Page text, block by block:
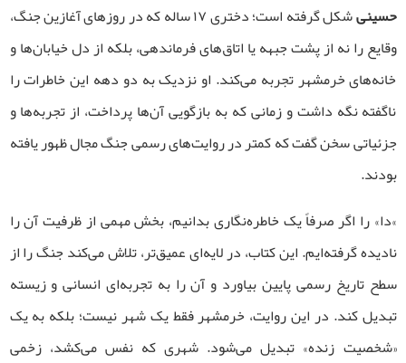
حسینی
شکل گرفته است؛ دختری ۱۷ ساله که در روزهای آغازین جنگ،
وقایع را نه از پشت جبهه یا اتاق‌های فرماندهی، بلکه از دل خیابان‌ها و
خانه‌های خرمشهر تجربه می‌کند. او نزدیک به دو دهه این خاطرات را
ناگفته نگه داشت و زمانی که به بازگویی آن‌ها پرداخت، از تجربه‌ها و
جزئیاتی سخن گفت که کمتر در روایت‌های رسمی جنگ مجال ظهور یافته
بودند.
«دا» را اگر صرفاً یک خاطره‌نگاری بدانیم، بخش مهمی از ظرفیت آن را
نادیده گرفته‌ایم. این کتاب، در لایه‌ای عمیق‌تر، تلاش می‌کند جنگ را از
سطح تاریخ رسمی پایین بیاورد و آن را به تجربه‌ای انسانی و زیسته
تبدیل کند. در این روایت، خرمشهر فقط یک شهر نیست؛ بلکه به یک
«شخصیت زنده» تبدیل می‌شود. شهری که نفس می‌کشد، زخمی